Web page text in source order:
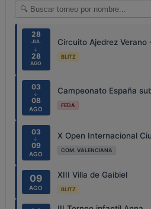
28
JUL
↓
28
AGO
Circuito Ajedrez Verano
BLITZ
03
↓
08
AGO
Campeonato España
FEDA
03
↓
09
AGO
X Open Internacional
COM. VALENCIANA
09
AGO
XIII Villa de Gaibiel
BLITZ